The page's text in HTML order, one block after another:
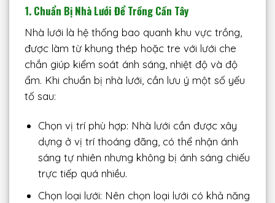
1. Chuẩn Bị Nhà Lưới Để Trồng Cần Tây
Nhà lưới là hệ thống bao quanh khu vực trồng,
được làm từ khung thép hoặc tre với lưới che
chắn giúp kiểm soát ánh sáng, nhiệt độ và độ
ẩm. Khi chuẩn bị nhà lưới, cần lưu ý một số yếu
tố sau:
Chọn vị trí phù hợp: Nhà lưới cần được xây
dựng ở vị trí thoáng đãng, có thể nhận ánh
sáng tự nhiên nhưng không bị ánh sáng chiếu
trực tiếp quá nhiều.
Chọn loại lưới: Nên chọn loại lưới có khả năng